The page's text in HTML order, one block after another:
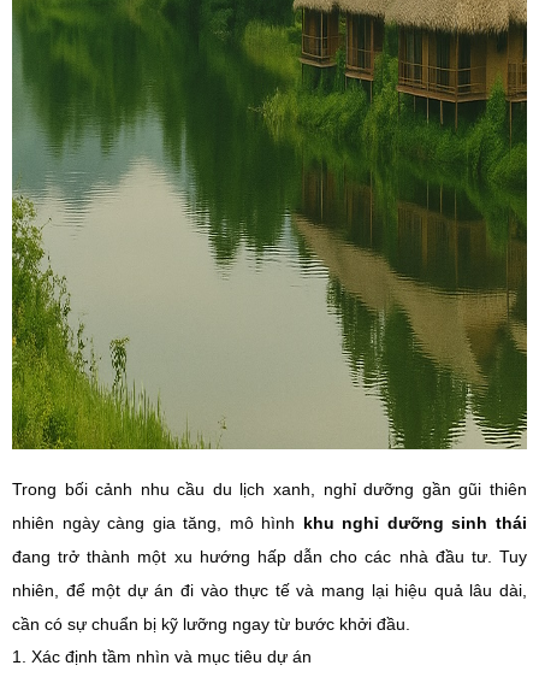
Trong bối cảnh nhu cầu du lịch xanh, nghỉ dưỡng gần gũi thiên
nhiên ngày càng gia tăng, mô hình khu nghỉ dưỡng sinh thái
đang trở thành một xu hướng hấp dẫn cho các nhà đầu tư. Tuy
nhiên, để một dự án đi vào thực tế và mang lại hiệu quả lâu dài,
cần có sự chuẩn bị kỹ lưỡng ngay từ bước khởi đầu.
1. Xác định tầm nhìn và mục tiêu dự án